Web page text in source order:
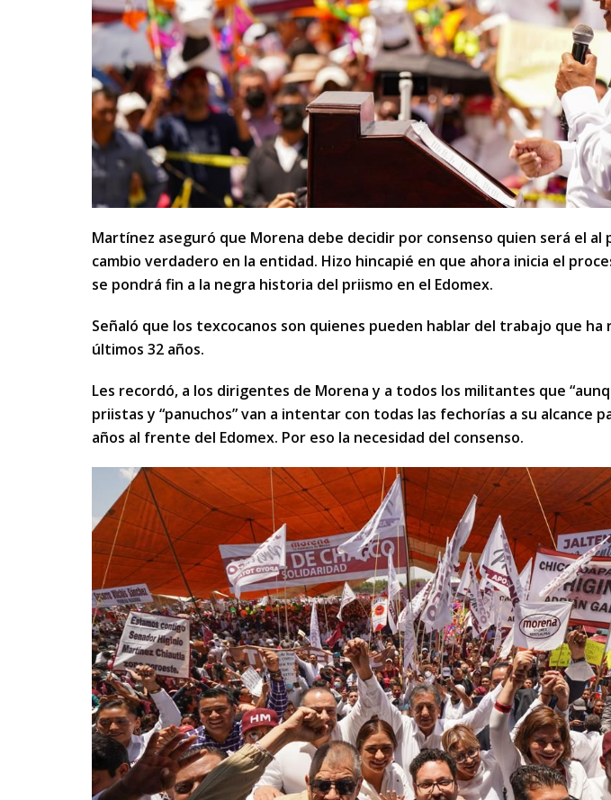
Martínez aseguró que Morena debe decidir por consenso quien será el
cambio verdadero en la entidad. Hizo hincapié en que ahora inicia el
se pondrá fin a la negra historia del priismo en el Edomex.
Señaló que los texcocanos son quienes pueden hablar del trabajo que ha
últimos 32 años.
Les recordó, a los dirigentes de Morena y a todos los militantes que
priistas y “panuchos” van a intentar con todas las fechorías a su alcance
años al frente del Edomex. Por eso la necesidad del consenso.